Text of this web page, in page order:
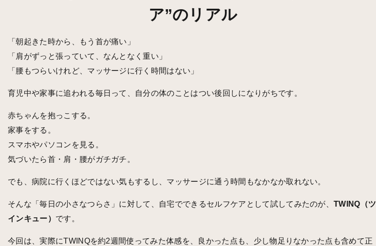
ア”のリアル
「朝起きた時から、もう首が痛い」
「肩がずっと張っていて、なんとなく重い」
「腰もつらいけれど、マッサージに行く時間はない」
育児中や家事に追われる毎日って、自分の体のことはつい後回しになりがちです。
赤ちゃんを抱っこする。
家事をする。
スマホやパソコンを見る。
気づいたら首・肩・腰がガチガチ。
でも、病院に行くほどではない気もするし、マッサージに通う時間もなかなか取れない。
そんな「毎日の小さなつらさ」に対して、自宅でできるセルフケアとして試してみたのが、TWINQ（ツ
インキュー） です。
今回は、実際にTWINQを約2週間使ってみた体感を、良かった点も、少し物足りなかった点も含めて正